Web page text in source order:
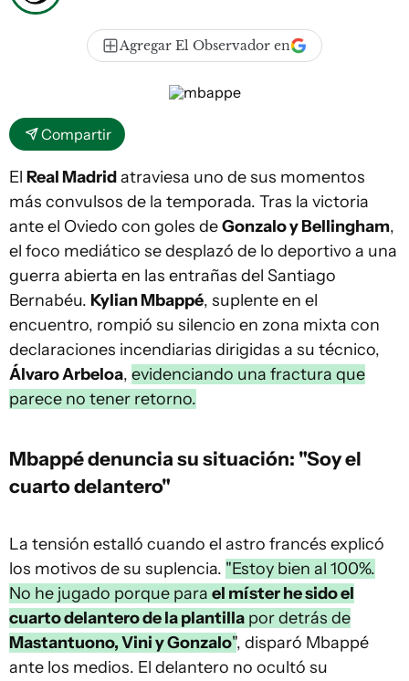
Agregar El Observador en
Compartir
El Real Madridatraviesa uno de sus momentos
más convulsos de la temporada. Tras la victoria
ante el Oviedo con goles deGonzalo y Bellingham,
el foco mediático se desplazó de lo deportivo a una
guerra abierta en las entrañas del Santiago
Bernabéu. Kylian Mbappé, suplente en el
encuentro, rompió su silencio en zona mixta con
declaraciones incendiarias dirigidas a su técnico,
Álvaro Arbeloa, evidenciando una fractura que
parece no tener retorno.
Mbappé denuncia su situación: "Soy el
cuarto delantero"
La tensión estalló cuando el astro francés explicó
los motivos de su suplencia. "Estoy bien al 100%.
No he jugado porque para el míster he sido el
cuarto delantero de la plantilla por detrás de
Mastantuono, Vini y Gonzalo", disparó Mbappé
ante los medios. El delantero no ocultó su